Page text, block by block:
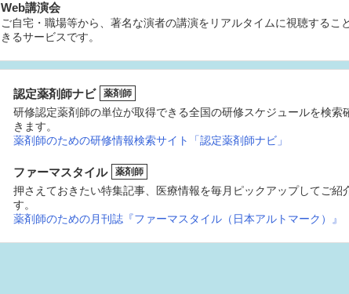
Web講演会
ご自宅・職場等から、著名な演者の講演をリアルタイムに視聴するこ
きるサービスです。
認定薬剤師ナビ 薬剤師
研修認定薬剤師の単位が取得できる全国の研修スケジュールを検索
きます。
薬剤師のための研修情報検索サイト「認定薬剤師ナビ」
ファーマスタイル 薬剤師
押さえておきたい特集記事、医療情報を毎月ピックアップしてご紹
す。
薬剤師のための月刊誌『ファーマスタイル（日本アルトマーク）』